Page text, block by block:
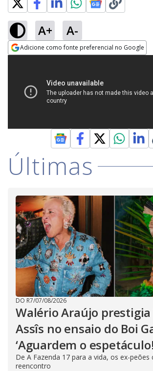
A+ A-
Adicione como fonte preferencial no Google
Últimas
DO R7/07/08/2026
Walério Araújo
Assîs no ensaio do Boi
‘Aguardem o
De A Fazenda 17 para a vida, os ex-peões
reencontro